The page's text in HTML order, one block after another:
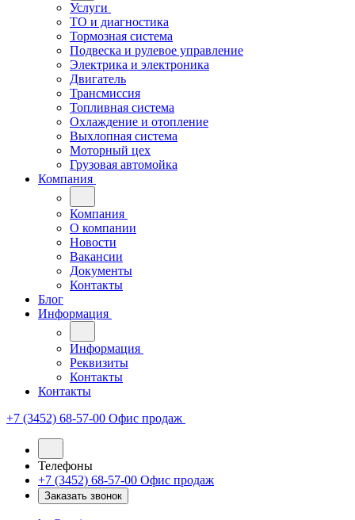
Услуги
ТО и диагностика
Тормозная система
Подвеска и рулевое управление
Электрика и электроника
Двигатель
Трансмиссия
Топливная система
Охлаждение и отопление
Выхлопная система
Моторный цех
Грузовая автомойка
Компания
Компания
О компании
Новости
Вакансии
Документы
Контакты
Блог
Информация
Информация
Реквизиты
Контакты
Контакты
+7 (3452) 68-57-00 Офис продаж
Телефоны
+7 (3452) 68-57-00 Офис продаж
Заказать звонок